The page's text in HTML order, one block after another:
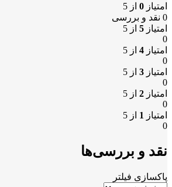
امتیاز 0 از 5
0 نقد و بررسی
امتیاز 5 از 5
0
امتیاز 4 از 5
0
امتیاز 3 از 5
0
امتیاز 2 از 5
0
امتیاز 1 از 5
0
نقد و بررسی‌ها
پاکسازی فیلتر